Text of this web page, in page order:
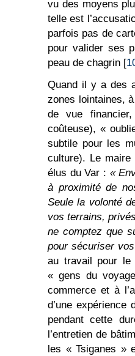
vu des moyens
telle est
parfois pas de
pour valider ses
peau de chagrin [
Quand il y a des
zones lointaines,
de vue
coûteuse), «
subtile pour les
culture). Le maire
élus du Var : «
à proximité de
Seule la volonté
vos terrains,
ne comptez que
pour sécuriser
au travail pour
« gens du
commerce et à
d’une
pendant cette
l’entretien de
les « Tsiganes »